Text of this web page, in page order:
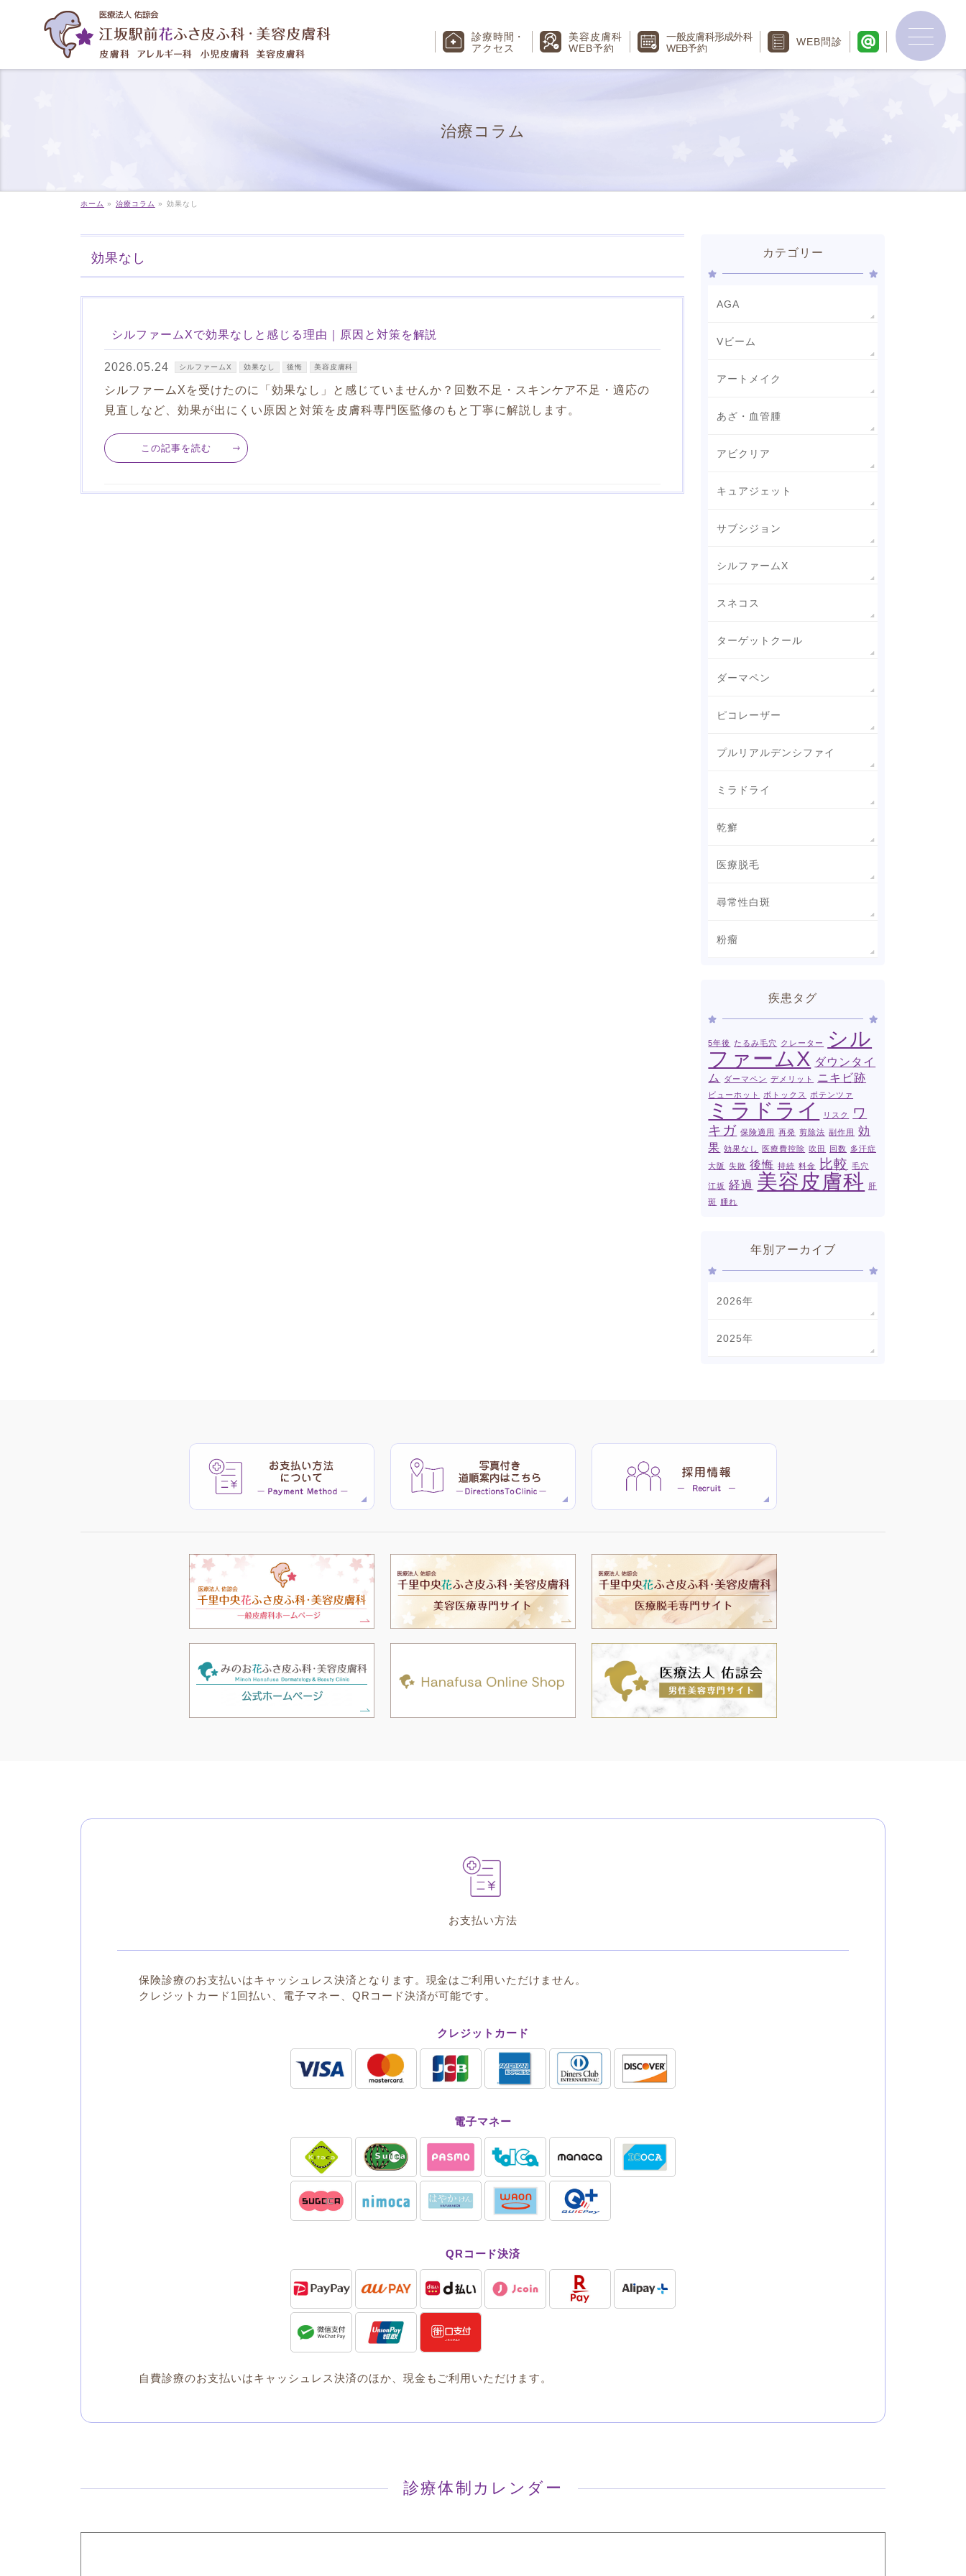
診療時間 ・
アクセス
美容皮膚科
WEB予約
一般皮膚科形成外科
WEB予約
WEB問診
治療コラム
ホーム » 治療コラム » 効果なし
効果なし
シルファームXで効果なしと感じる理由｜原因と対策を解説
2026.05.24 シルファームX 効果なし 後悔 美容皮膚科
シルファームXを受けたのに「効果なし」と感じていませんか？回数不足・スキンケア不足・適応の
見直しなど、効果が出にくい原因と対策を皮膚科専門医監修のもと丁寧に解説します。
この記事を読む
カテゴリー
AGA
Vビーム
アートメイク
あざ・血管腫
アビクリア
キュアジェット
サブシジョン
シルファームX
スネコス
ターゲットクール
ダーマペン
ピコレーザー
プルリアルデンシファイ
ミラドライ
乾癬
医療脱毛
尋常性白斑
粉瘤
疾患タグ
5年後 たるみ毛穴 クレーター
シル
ファームX ダウンタイ
ム
ダーマペン デメリット ニキビ跡
ビューホット ボトックス ポテンツァ
ミラドライ リスク
ワ
キガ 保険適用 再発 剪除法 副作用 効
果 効果なし 医療費控除 吹田 回数 多汗症
大阪
失敗 後悔 持続 料金 比較 毛穴
江坂 経過 美容皮膚科
肝
斑 腫れ
年別アーカイブ
2026年
2025年
お支払い方法
保険診療のお支払いはキャッシュレス決済となります。現金はご利用いただけません。
クレジットカード1回払い、電子マネー、QRコード決済が可能です。
クレジットカード
電子マネー
QRコード決済
自費診療のお支払いはキャッシュレス決済のほか、現金もご利用いただけます。
診療体制カレンダー